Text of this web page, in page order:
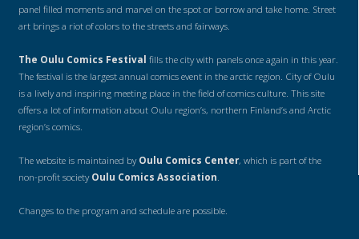
panel filled moments and marvel on the spot or borrow and take home. Street
art brings a riot of colors to the streets and fairways.
The Oulu Comics Festival fills the city with panels once again in this year.
The festival is the largest annual comics event in the arctic region. City of Oulu
is a lively and inspiring meeting place in the field of comics culture. This site
offers a lot of information about Oulu region’s, northern Finland’s and Arctic
region’s comics.
The website is maintained byOulu Comics Center, which is part of the
non-profit societyOulu Comics Association.
Changes to the program and schedule are possible.